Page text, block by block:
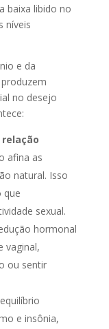
baixa libido no
níveis
e da
no desejo
afina as
natural. Isso
que
sexual.
hormonal
vaginal,
ou sentir
e insônia,